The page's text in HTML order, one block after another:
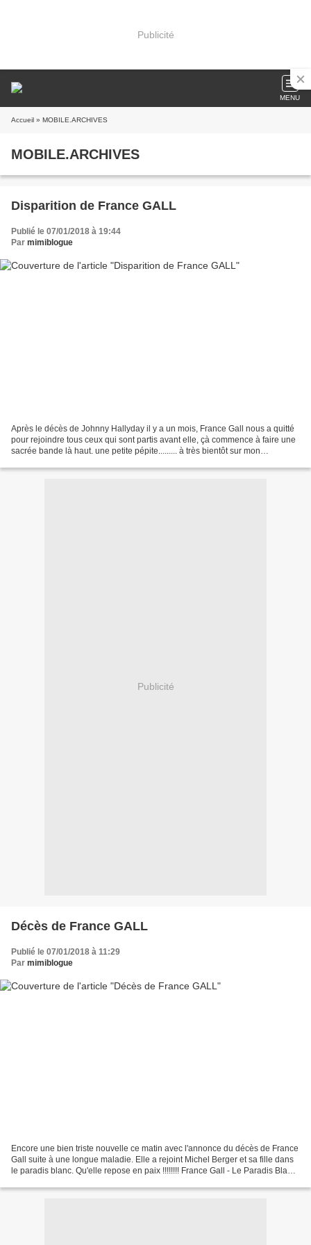
Publicité
MENU
Accueil » MOBILE.ARCHIVES
MOBILE.ARCHIVES
Disparition de France GALL
Publié le 07/01/2018 à 19:44
Par mimiblogue
Après le décès de Johnny Hallyday il y a un mois, France Gall nous a quitté
pour rejoindre tous ceux qui sont partis avant elle, çà commence à faire une
sacrée bande là haut. une petite pépite......... à très bientôt sur mon
Publicité
Décès de France GALL
Publié le 07/01/2018 à 11:29
Par mimiblogue
Encore une bien triste nouvelle ce matin avec l'annonce du décès de France
Gall suite à une longue maladie. Elle a rejoint Michel Berger et sa fille dans
le paradis blanc. Qu'elle repose en paix !!!!!!!! France Gall - Le Paradis Blanc